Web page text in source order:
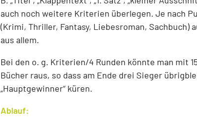
auch noch weitere Kriterien überlegen. Je nach
(Krimi, Thriller, Fantasy, Liebesroman,
aus allem.
Bei den o. g. Kriterien/4 Runden könnte man mit
Bücher raus, so dass am Ende drei Sieger
„Hauptgewinner“ küren.
Ablauf: